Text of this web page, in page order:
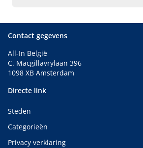
Contact gegevens
All-In België
C. Macgillavrylaan 396
1098 XB Amsterdam
Directe link
Steden
Categorieën
Privacy verklaring